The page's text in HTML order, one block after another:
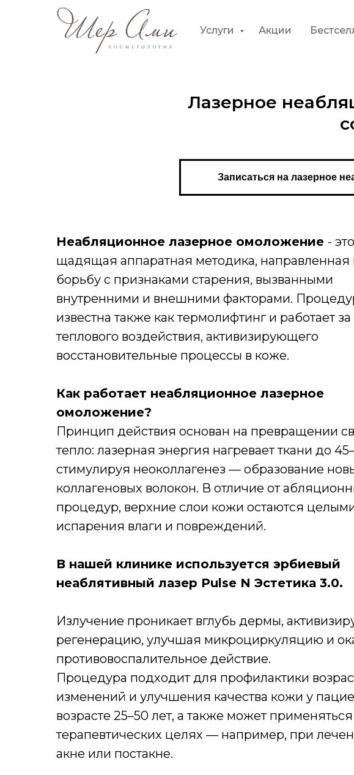
Услуги Акции
Лазерное
Записаться на лазерное
Неабляционное лазерное омоложение - это
щадящая аппаратная методика, направленная
борьбу с признаками старения, вызванными
внутренними и внешними факторами.
известна также как термолифтинг и работает за
теплового воздействия, активизирующего
восстановительные процессы в коже.
Как работает неабляционное лазерное
омоложение?
Принцип действия основан на превращении
тепло: лазерная энергия нагревает ткани до
стимулируя неоколлагенез — образование
коллагеновых волокон. В отличие от
процедур, верхние слои кожи остаются
испарения влаги и повреждений.
В нашей клинике используется эрбиевый
неаблятивный лазер Pulse N Эстетика 3.0.
Излучение проникает вглубь дермы,
регенерацию, улучшая микроциркуляцию и
противовоспалительное действие.
Процедура подходит для профилактики
изменений и улучшения качества кожи у
возрасте 25–50 лет, а также может применяться
терапевтических целях — например, при
акне или постакне.